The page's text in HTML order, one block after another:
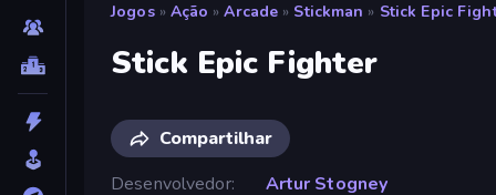
Jogos » Ação » Arcade » Stickman » Stick Epic
Stick Epic Fighter
Compartilhar
Desenvolvedor
Artur Stogney